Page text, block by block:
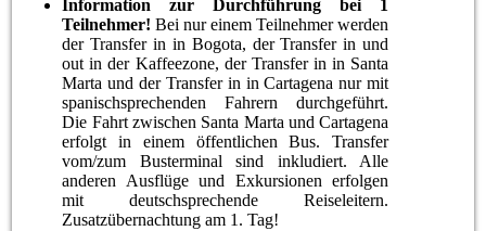
Information zur Durchführung bei 1
Teilnehmer!Bei nur einem Teilnehmer werden
der Transfer in in Bogota, der Transfer in und
out in der Kaffeezone, der Transfer in in Santa
Marta und der Transfer in in Cartagena nur mit
spanischsprechenden Fahrern durchgeführt.
Die Fahrt zwischen Santa Marta und Cartagena
erfolgt in einem öffentlichen Bus. Transfer
vom/zum Busterminal sind inkludiert. Alle
anderen Ausflüge und Exkursionen erfolgen
mit deutschsprechende Reiseleitern.
Zusatzübernachtung am 1. Tag!